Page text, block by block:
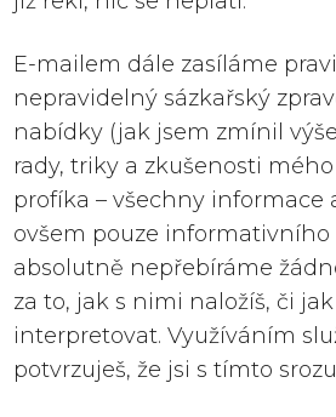
E-mailem dále zasíláme
nepravidelný sázkařský
nabídky (jak jsem zmínil
rady, triky a zkušenosti
profíka – všechny informace
ovšem pouze
absolutně nepřebíráme
za to, jak s nimi naložíš, či
interpretovat. Využíváním
potvrzuješ, že jsi s tímto